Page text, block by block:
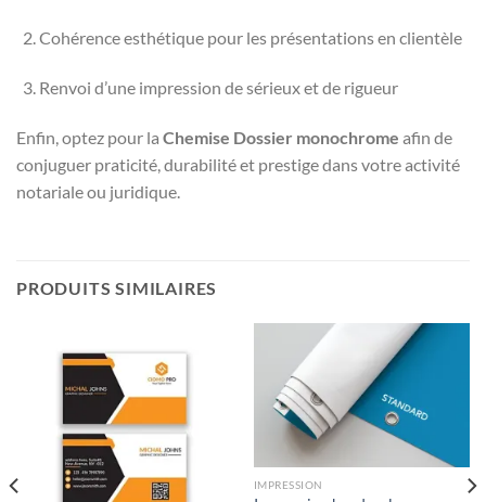
Cohérence esthétique pour les présentations en clientèle
Renvoi d’une impression de sérieux et de rigueur
Enfin, optez pour la Chemise Dossier monochrome afin de
conjuguer praticité, durabilité et prestige dans votre activité
notariale ou juridique.
PRODUITS SIMILAIRES
IMPRESSION